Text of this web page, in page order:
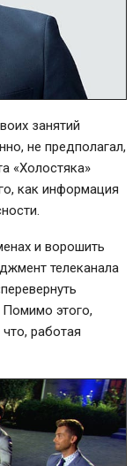
занятий
не предполагал,
«Холостяка»
как информация
и ворошить
телеканала
Помимо этого,
работая